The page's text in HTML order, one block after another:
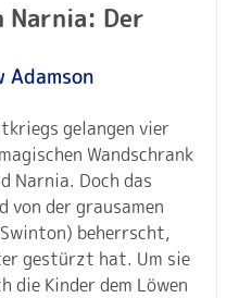
Narnia: Der
Adamson
gelangen vier
Wandschrank
Narnia. Doch das
der grausamen
beherrscht,
gestürzt hat. Um sie
die Kinder dem Löwen